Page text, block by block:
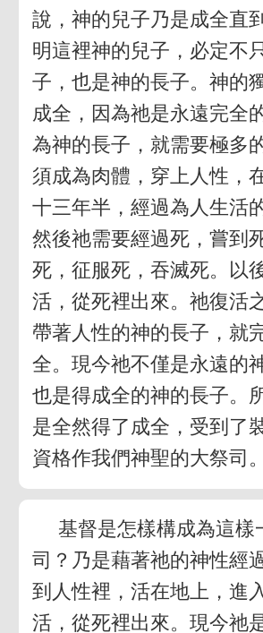
說，神的兒子乃是成全直
明這裡神的兒子，必定不
子，也是神的長子。神的
成全，因為祂是永遠完全
為神的長子，就需要極多
須成為肉體，穿上人性，
十三年半，經過為人生活
然後祂需要經過死，嘗到
死，征服死，吞滅死。以
活，從死裡出來。祂復活
帶著人性的神的長子，就
全。現今祂不僅是永遠的
也是得成全的神的長子。
是全然得了成全，受到了
資格作我們神聖的大祭司。
基督是怎樣構成為這樣
司？乃是藉著祂的神性經
到人性裡，活在地上，進
活，從死裡出來。現今祂